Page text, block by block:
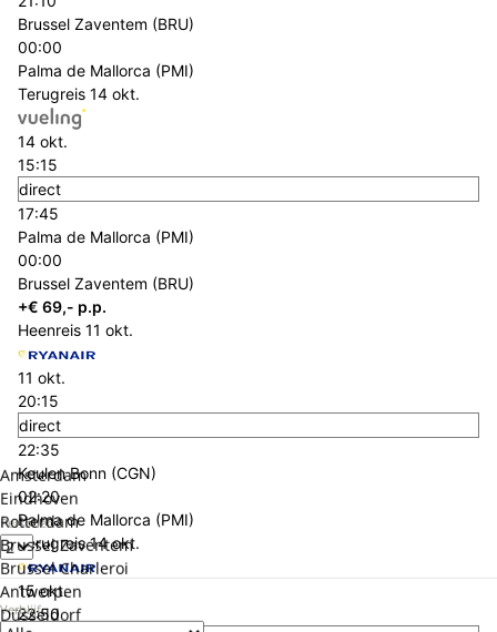
Personen
Verblijf
Amsterdam
Eindhoven
Rotterdam
Brussel Zaventem
Brussel Charleroi
Antwerpen
Düsseldorf
Brussel Zaventem (BRU)
00:00
Palma de Mallorca (PMI)
Terugreis 14 okt.
14 okt.
15:15
direct
17:45
Palma de Mallorca (PMI)
00:00
Brussel Zaventem (BRU)
+€ 69,- p.p.
Heenreis 11 okt.
11 okt.
20:15
direct
22:35
Keulen Bonn (CGN)
02:20
Palma de Mallorca (PMI)
Terugreis 14 okt.
15 okt.
22:50